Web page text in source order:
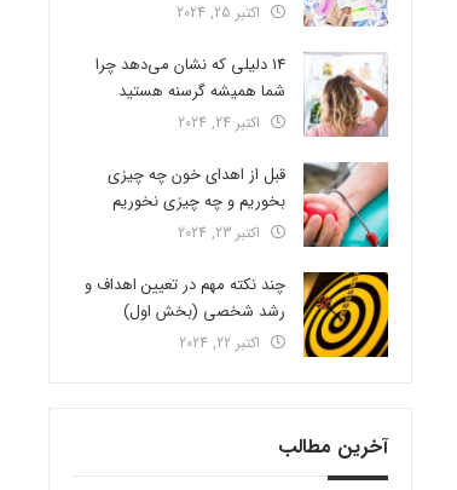
اکتبر 25, 2024
14 دلیلی که نشان می‌دهد چرا
شما همیشه گرسنه هستید
اکتبر 24, 2024
قبل از اهدای خون چه چیزی
بخوریم و چه چیزی نخوریم
اکتبر 23, 2024
چند نکته مهم در تعیین اهداف و
رشد شخصی (بخش اول)
اکتبر 22, 2024
آخرین مطالب